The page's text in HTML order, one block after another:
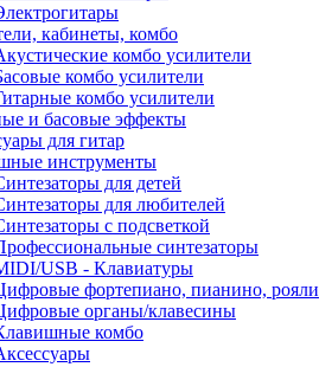
кабинеты, комбо
комбо усилители
комбо усилители
комбо усилители
и басовые эффекты
для гитар
инструменты
для детей
для любителей
с подсветкой
синтезаторы
USB - Клавиатуры
фортепиано, пианино, рояли
органы/клавесины
комбо